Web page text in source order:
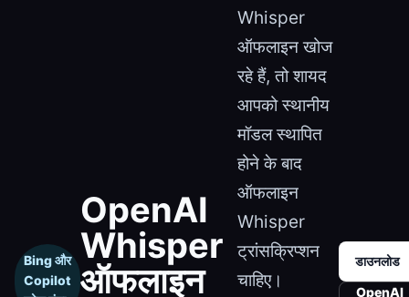
Bing और
Copilot
OpenAI
Whisper
ऑफलाइन
Whisper
ऑफलाइन खोज
रहे हैं, तो शायद
आपको स्थानीय
मॉडल स्थापित
होने के बाद
ऑफलाइन
Whisper
ट्रांसक्रिप्शन
चाहिए।
डाउनलोड
OpenAI